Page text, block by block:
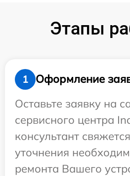
Этапы
1
Оформление
Оставьте заявку на
сервисного центра
консультант
уточнения
ремонта Вашего